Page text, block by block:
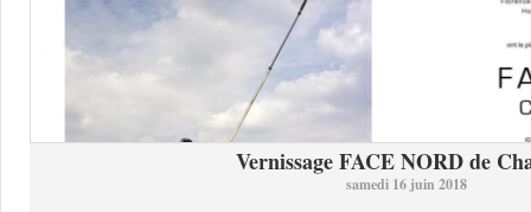
Vernissage FACE NORD de
samedi 16 juin 2018